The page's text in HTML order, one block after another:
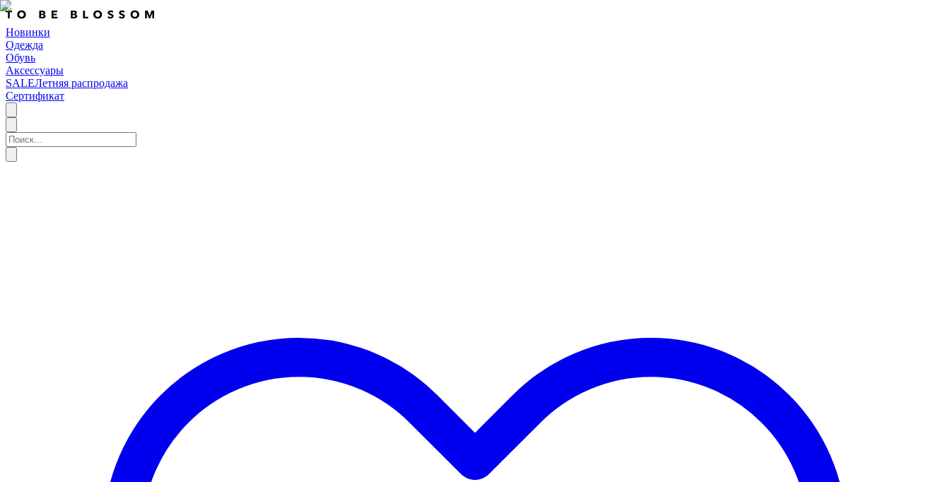
Новинки
Одежда
Обувь
Аксессуары
SALEЛетняя распродажа
Сертификат